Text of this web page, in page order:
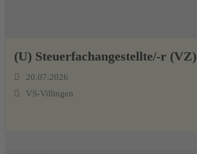
(U) Steuerfachangestellte/-r (VZ)
20.07.2026
VS-Villingen